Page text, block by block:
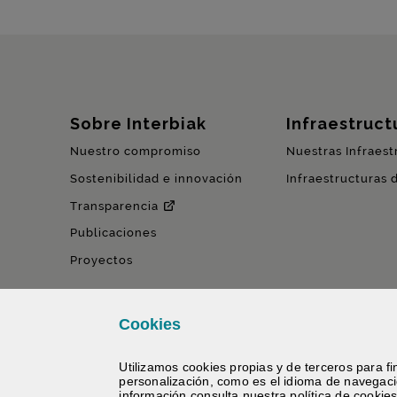
Mapa del sitio
Sobre Interbiak
Nuestro compromiso
Sostenibilidad e innovación
Transparencia
Publicaciones
Proyectos
Nuestras
Infraestructuras
Cookies
Utilizamos cookies propias y de terceros para
personalización, como es el idioma de